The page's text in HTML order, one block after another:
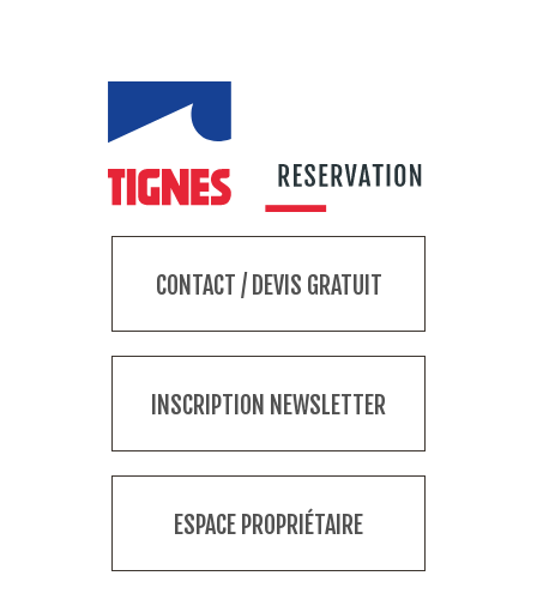
CONTACT / DEVIS GRATUIT
INSCRIPTION NEWSLETTER
ESPACE PROPRIÉTAIRE